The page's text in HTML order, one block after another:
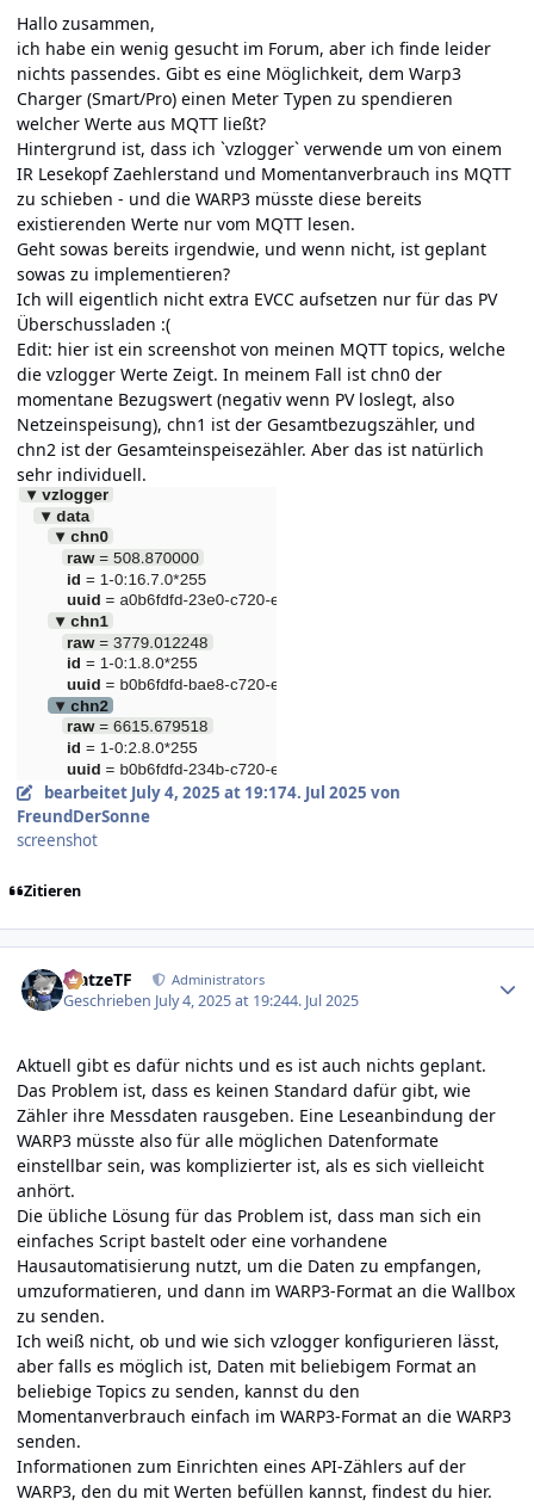
Hallo zusammen,
ich habe ein wenig gesucht im Forum, aber ich finde leider
nichts passendes. Gibt es eine Möglichkeit, dem Warp3
Charger (Smart/Pro) einen Meter Typen zu spendieren
welcher Werte aus MQTT ließt?
Hintergrund ist, dass ich `vzlogger` verwende um von einem
IR Lesekopf Zaehlerstand und Momentanverbrauch ins MQTT
zu schieben - und die WARP3 müsste diese bereits
existierenden Werte nur vom MQTT lesen.
Geht sowas bereits irgendwie, und wenn nicht, ist geplant
sowas zu implementieren?
Ich will eigentlich nicht extra EVCC aufsetzen nur für das PV
Überschussladen :(
Edit: hier ist ein screenshot von meinen MQTT topics, welche
die vzlogger Werte Zeigt. In meinem Fall ist chn0 der
momentane Bezugswert (negativ wenn PV loslegt, also
Netzeinspeisung), chn1 ist der Gesamtbezugszähler, und
chn2 ist der Gesamteinspeisezähler. Aber das ist natürlich
sehr individuell.
bearbeitet July 4, 2025 at 19:174. Jul 2025 von
FreundDerSonne
screenshot
Zitieren
MatzeTF Administrators
Geschrieben July 4, 2025 at 19:244. Jul 2025
Aktuell gibt es dafür nichts und es ist auch nichts geplant.
Das Problem ist, dass es keinen Standard dafür gibt, wie
Zähler ihre Messdaten rausgeben. Eine Leseanbindung der
WARP3 müsste also für alle möglichen Datenformate
einstellbar sein, was komplizierter ist, als es sich vielleicht
anhört.
Die übliche Lösung für das Problem ist, dass man sich ein
einfaches Script bastelt oder eine vorhandene
Hausautomatisierung nutzt, um die Daten zu empfangen,
umzuformatieren, und dann im WARP3-Format an die Wallbox
zu senden.
Ich weiß nicht, ob und wie sich vzlogger konfigurieren lässt,
aber falls es möglich ist, Daten mit beliebigem Format an
beliebige Topics zu senden, kannst du den
Momentanverbrauch einfach im WARP3-Format an die WARP3
senden.
Informationen zum Einrichten eines API-Zählers auf der
WARP3, den du mit Werten befüllen kannst, findest du hier.